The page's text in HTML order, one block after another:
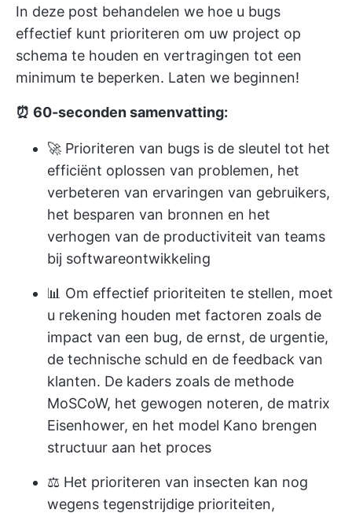
In deze post behandelen we hoe u bugs
effectief kunt prioriteren om uw project op
schema te houden en vertragingen tot een
minimum te beperken. Laten we beginnen!
⏰ 60-seconden samenvatting:
🚀 Prioriteren van bugs is de sleutel tot het
efficiënt oplossen van problemen, het
verbeteren van ervaringen van gebruikers,
het besparen van bronnen en het
verhogen van de productiviteit van teams
bij softwareontwikkeling
📊 Om effectief prioriteiten te stellen, moet
u rekening houden met factoren zoals de
impact van een bug, de ernst, de urgentie,
de technische schuld en de feedback van
klanten. De kaders zoals de methode
MoSCoW, het gewogen noteren, de matrix
Eisenhower, en het model Kano brengen
structuur aan het proces
⚖️ Het prioriteren van insecten kan nog
wegens tegenstrijdige prioriteiten,